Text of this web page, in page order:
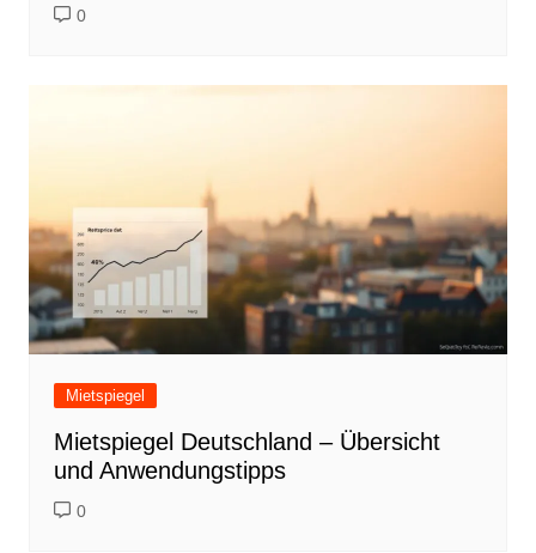
0
Mietspiegel
Mietspiegel Deutschland – Übersicht
und Anwendungstipps
0